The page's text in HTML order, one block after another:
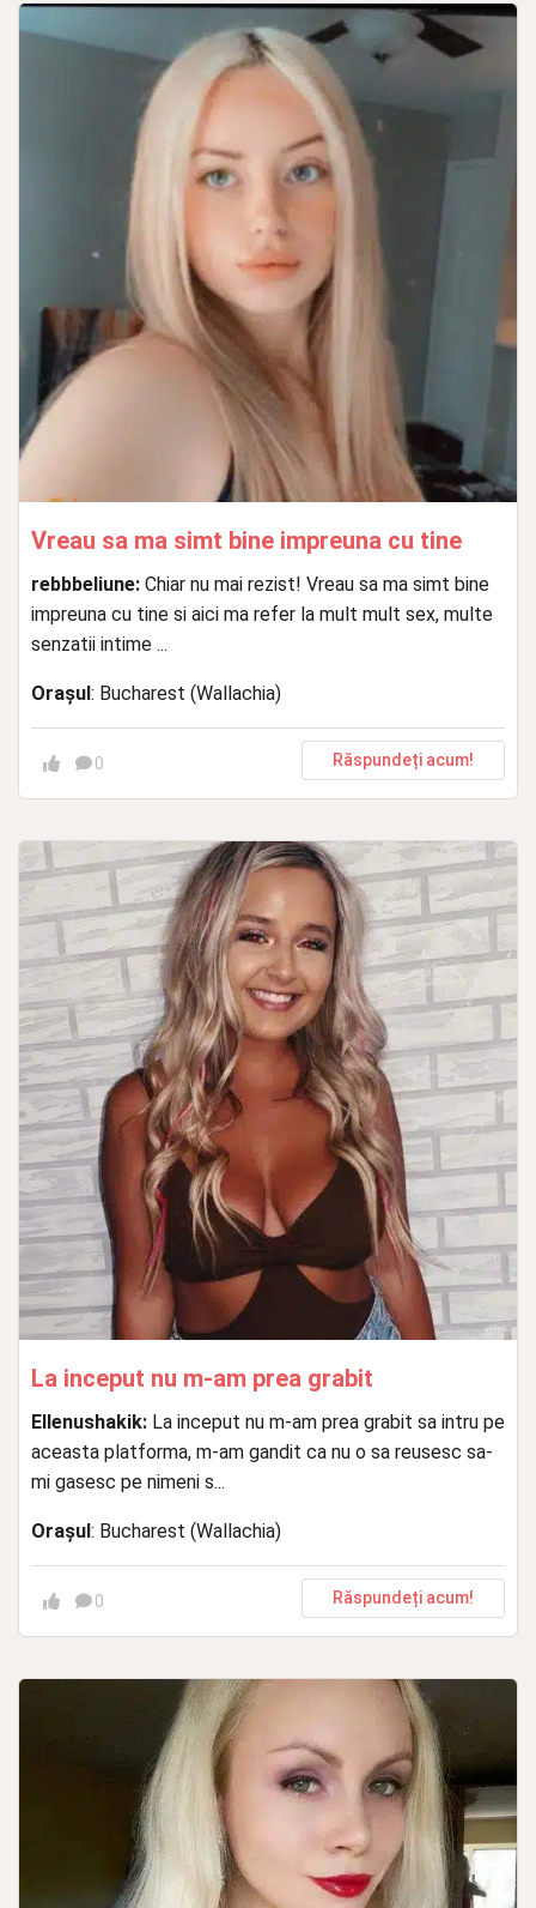
Vreau sa ma simt bine impreuna cu tine
rebbbeliune: Chiar nu mai rezist! Vreau sa ma simt bine
impreuna cu tine si aici ma refer la mult mult sex, multe
senzatii intime ...
Orașul: Bucharest (Wallachia)
0 Răspundeți acum!
La inceput nu m-am prea grabit
Ellenushakik: La inceput nu m-am prea grabit sa intru pe
aceasta platforma, m-am gandit ca nu o sa reusesc sa-
mi gasesc pe nimeni s...
Orașul: Bucharest (Wallachia)
0 Răspundeți acum!